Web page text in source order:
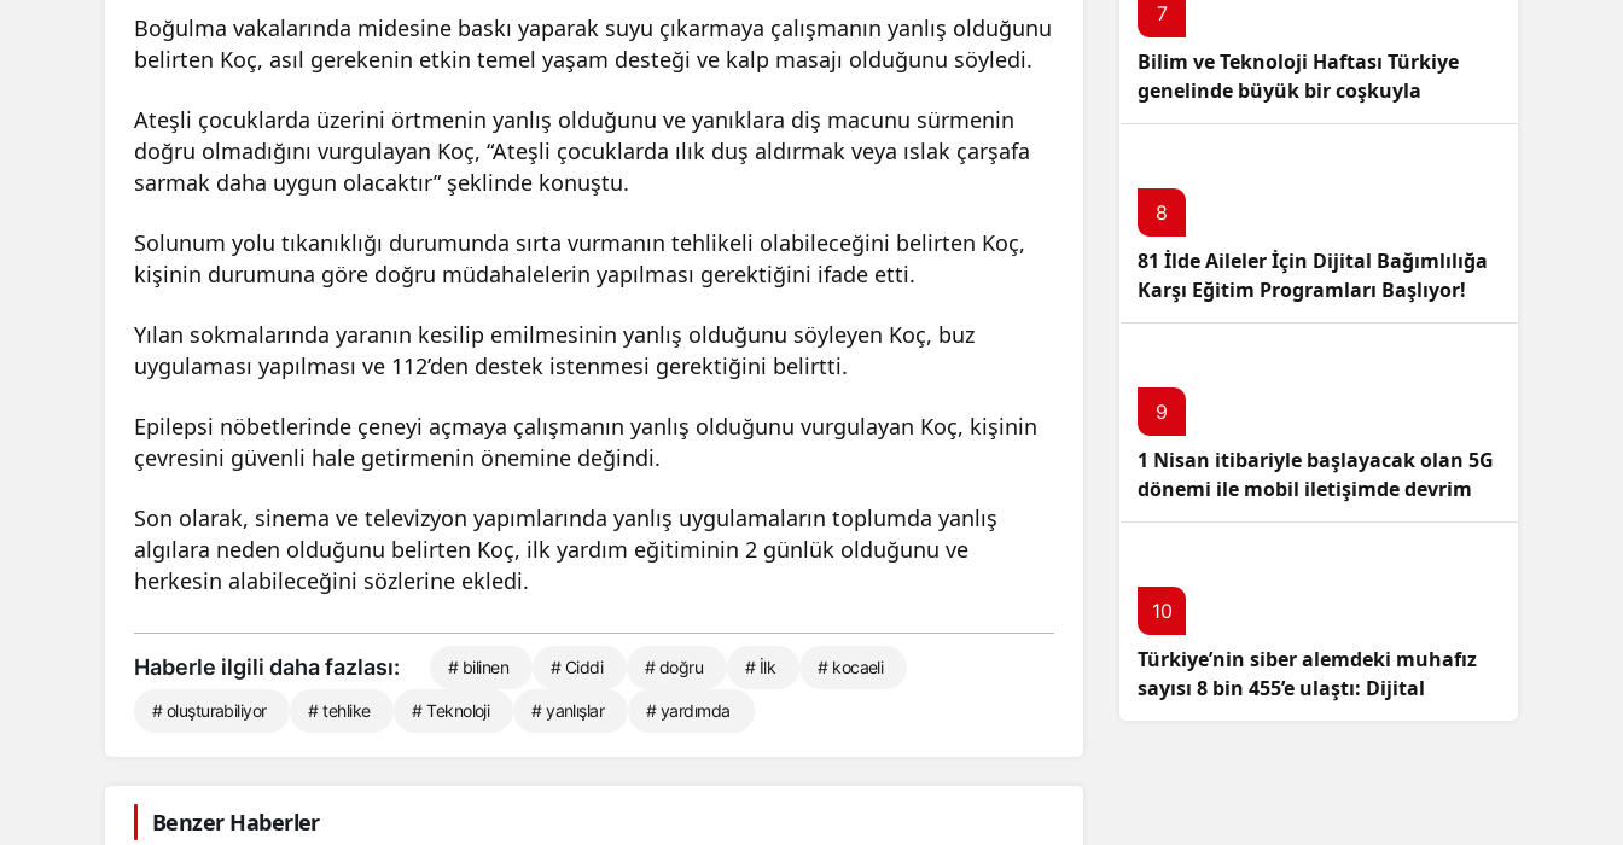
Boğulma vakalarında midesine baskı yaparak suyu çıkarmaya çalışmanın yanlış olduğunu
belirten Koç, asıl gerekenin etkin temel yaşam desteği ve kalp masajı olduğunu söyledi.
Ateşli çocuklarda üzerini örtmenin yanlış olduğunu ve yanıklara diş macunu sürmenin
doğru olmadığını vurgulayan Koç, “Ateşli çocuklarda ılık duş aldırmak veya ıslak çarşafa
sarmak daha uygun olacaktır” şeklinde konuştu.
Solunum yolu tıkanıklığı durumunda sırta vurmanın tehlikeli olabileceğini belirten Koç,
kişinin durumuna göre doğru müdahalelerin yapılması gerektiğini ifade etti.
Yılan sokmalarında yaranın kesilip emilmesinin yanlış olduğunu söyleyen Koç, buz
uygulaması yapılması ve 112’den destek istenmesi gerektiğini belirtti.
Epilepsi nöbetlerinde çeneyi açmaya çalışmanın yanlış olduğunu vurgulayan Koç, kişinin
çevresini güvenli hale getirmenin önemine değindi.
Son olarak, sinema ve televizyon yapımlarında yanlış uygulamaların toplumda yanlış
algılara neden olduğunu belirten Koç, ilk yardım eğitiminin 2 günlük olduğunu ve
herkesin alabileceğini sözlerine ekledi.
Haberle ilgili daha fazlası: # bilinen # Ciddi # doğru # İlk # kocaeli
# oluşturabiliyor # tehlike # Teknoloji # yanlışlar # yardımda
Benzer Haberler
7
Bilim ve Teknoloji Haftası Türkiye
genelinde büyük bir coşkuyla
kutlandı: İşte Etkinlikler ve
8
81 İlde Aileler İçin Dijital Bağımlılığa
Karşı Eğitim Programları Başlıyor!
9
1 Nisan itibariyle başlayacak olan 5G
dönemi ile mobil iletişimde devrim
başlıyor!
10
Türkiye’nin siber alemdeki muhafız
sayısı 8 bin 455’e ulaştı: Dijital